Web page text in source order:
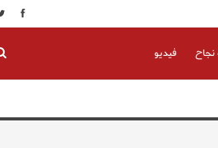
فيديو